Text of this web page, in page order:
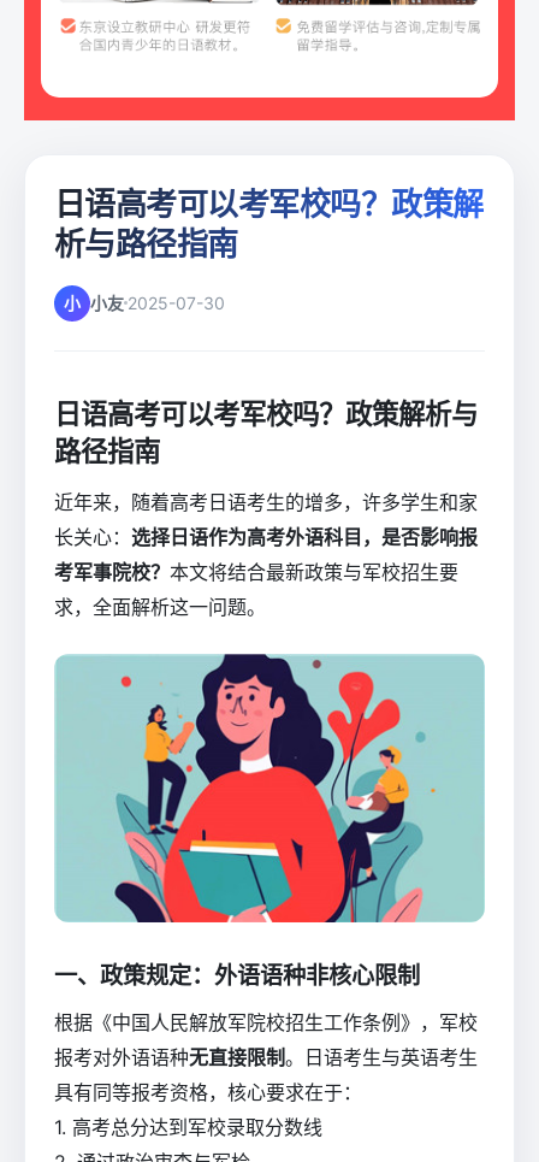
日语高考可以考军校吗？政策解
析与路径指南
小 小友 2025-07-30
日语高考可以考军校吗？政策解析与
路径指南
近年来，随着高考日语考生的增多，许多学生和家
长关心： 选择日语作为高考外语科目，是否影响报
考军事院校？ 本文将结合最新政策与军校招生要
求，全面解析这一问题。
一、政策规定：外语语种非核心限制
根据《中国人民解放军院校招生工作条例》，军校
报考对外语语种无直接限制。日语考生与英语考生
具有同等报考资格，核心要求在于：
1. 高考总分达到军校录取分数线